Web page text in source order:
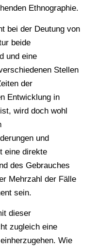
Ethnographie.
bei der Deutung von
beide
und eine
Stellen
der
Entwicklung in
wird doch wohl
und
eine direkte
des Gebrauches
Mehrzahl der Fälle
sein.
dieser
zugleich eine
Wie